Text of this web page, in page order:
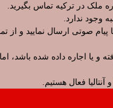
ترکیه تماس بگیرید.
ارسال نمایید و از تماس
داده شده باشد، اما موارد
هستیم.